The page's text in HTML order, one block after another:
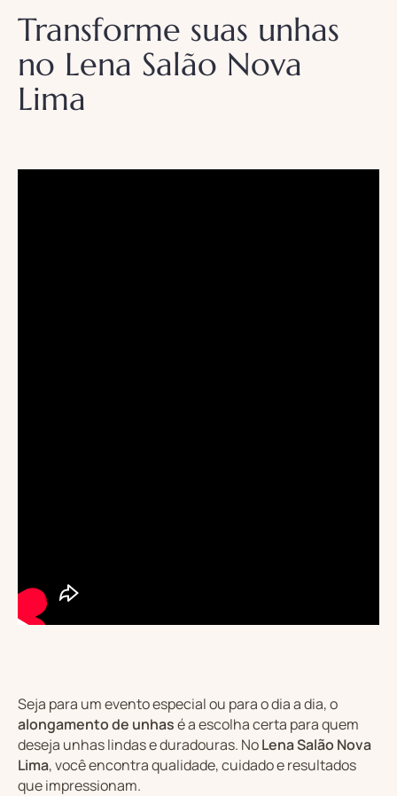
Transforme suas unhas
no Lena Salão Nova
Lima
Seja para um evento especial ou para o dia a dia, o
alongamento de unhasé a escolha certa para quem
deseja unhas lindas e duradouras. NoLena Salão Nova
Lima, você encontra qualidade, cuidado e resultados
que impressionam.